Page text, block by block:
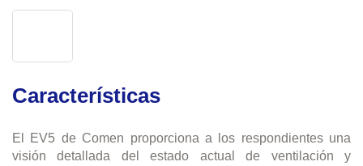
Características
El EV5 de Comen proporciona a los respondientes una
visión detallada del estado actual de ventilación y